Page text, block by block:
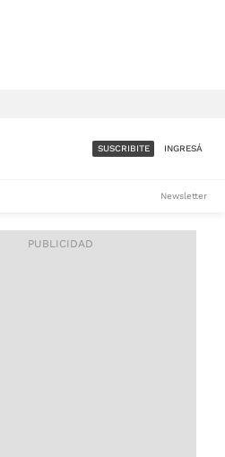
ACCESO FULL - $1.800/MES
SUSCRIBITE INGRESÁ
Newsletter